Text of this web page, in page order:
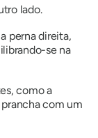
lado.
perna direita,
se na
como a
com um